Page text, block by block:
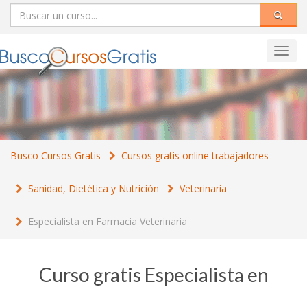
Busco Cursos Gratis Cursos gratis online trabajadores
Sanidad, Dietética y Nutrición Veterinaria
Especialista en Farmacia Veterinaria
Curso gratis Especialista en